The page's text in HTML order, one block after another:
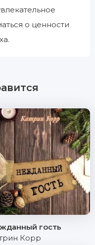
о ценности
гость
Корр